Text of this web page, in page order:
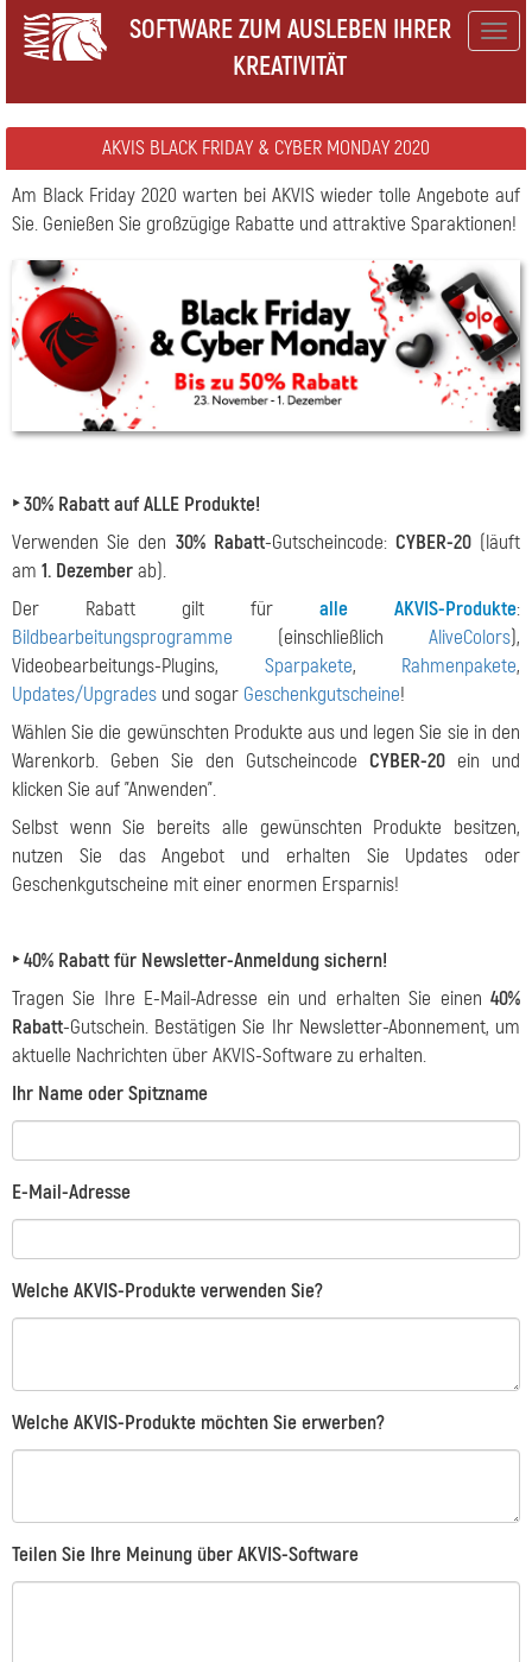
SOFTWARE ZUM AUSLEBEN IHRER
KREATIVITÄT
AKVIS BLACK FRIDAY & CYBER MONDAY 2020
Am Black Friday 2020 warten bei AKVIS wieder tolle Angebote auf
Sie. Genießen Sie großzügige Rabatte und attraktive Sparaktionen!
‣ 30% Rabatt auf ALLE Produkte!
Verwenden Sie den 30% Rabatt-Gutscheincode: CYBER-20(läuft
am 1. Dezemberab).
Der Rabatt gilt für alle AKVIS-Produkte:
Bildbearbeitungsprogramme (einschließlich AliveColors),
Videobearbeitungs-Plugins, Sparpakete, Rahmenpakete,
Updates/Upgrades und sogar Geschenkgutscheine!
Wählen Sie die gewünschten Produkte aus und legen Sie sie in den
Warenkorb. Geben Sie den Gutscheincode CYBER-20 ein und
klicken Sie auf "Anwenden".
Selbst wenn Sie bereits alle gewünschten Produkte besitzen,
nutzen Sie das Angebot und erhalten Sie Updates oder
Geschenkgutscheine mit einer enormen Ersparnis!
‣ 40% Rabatt für Newsletter-Anmeldung sichern!
Tragen Sie Ihre E-Mail-Adresse ein und erhalten Sie einen 40%
Rabatt-Gutschein. Bestätigen Sie Ihr Newsletter-Abonnement, um
aktuelle Nachrichten über AKVIS-Software zu erhalten.
Ihr Name oder Spitzname
E-Mail-Adresse
Welche AKVIS-Produkte verwenden Sie?
Welche AKVIS-Produkte möchten Sie erwerben?
Teilen Sie Ihre Meinung über AKVIS-Software